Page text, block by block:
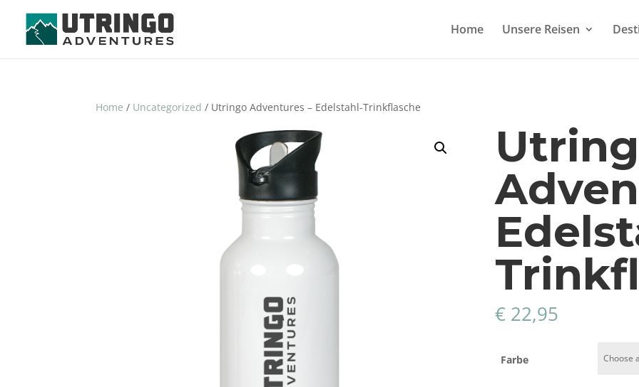
Home Unsere Reisen
Home / Uncategorized / Utringo Adventures – Edelstahl-Trinkflasche
€22,95
Farbe